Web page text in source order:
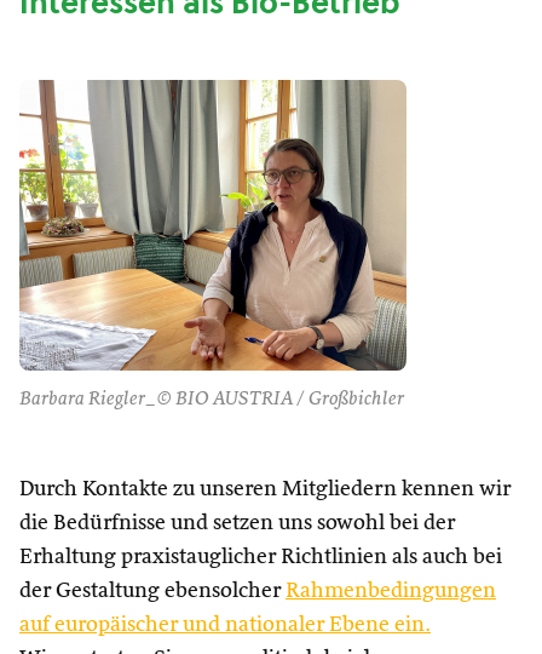
Barbara Riegler_© BIO AUSTRIA / Großbichler
Durch Kontakte zu unseren Mitgliedern kennen wir
die Bedürfnisse und setzen uns sowohl bei der
Erhaltung praxistauglicher Richtlinien als auch bei
der Gestaltung ebensolcher Rahmenbedingungen
auf europäischer und nationaler Ebene ein.